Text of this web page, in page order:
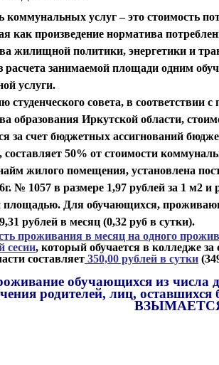
коммунальных услуг – это стоимость
как произведение норматива
жилищной политики, энергетики и
расчета занимаемой площади одним
услуги.
студенческого совета, в соответствии с
образования Иркутской области,
за счет бюджетных ассигнований
50% от стоимости
жилого помещения, установлена
№ 1057 в размере 1,97 рублей за 1 м2 и
площадью. Для обучающихся,
рублей в месяц (0,32 руб в сутки).
проживания в месяц на одного
сесии, который обучается в колледже
составляет 350,00 рублей в сутки
обучающихся из числа
родителей, лиц, оставшихся